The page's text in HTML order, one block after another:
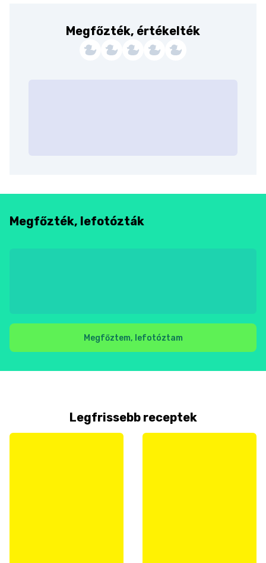
Megfőzték, értékelték
Megfőzték, lefotózták
Megfőztem, lefotóztam
Legfrissebb receptek